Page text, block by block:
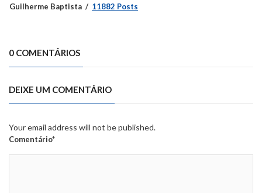
Guilherme Baptista 11882 Posts
0 COMENTÁRIOS
DEIXE UM COMENTÁRIO
Your email address will not be published.
Comentário*